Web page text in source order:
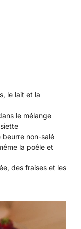
le lait et la
le mélange
beurre non-salé
la poêle et
des fraises et les